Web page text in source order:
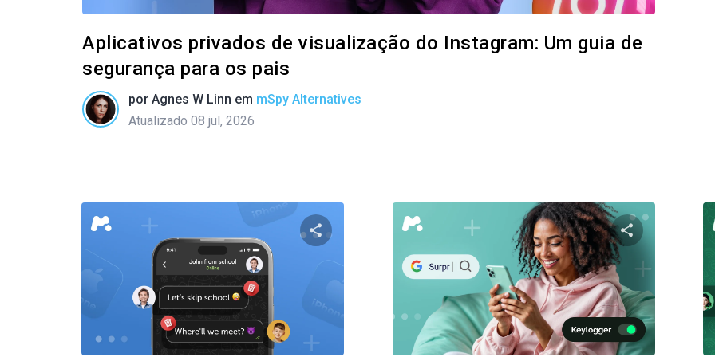
Aplicativos privados de visualização do Instagram: Um guia de
segurança para os pais
por Agnes W Linn em mSpy Alternatives
Atualizado 08 jul, 2026
Compartilhe este artigo
Copiar link
Compartilhe
Twitter